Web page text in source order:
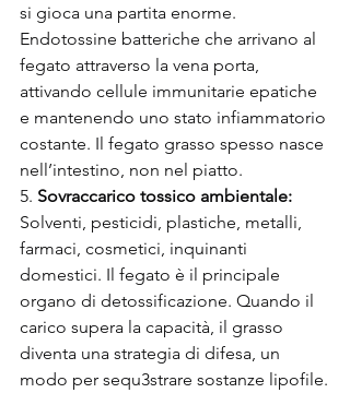
si gioca una partita enorme.
Endotossine batteriche che arrivano al
fegato attraverso la vena porta,
attivando cellule immunitarie epatiche
e mantenendo uno stato infiammatorio
costante. Il fegato grasso spesso nasce
nell’intestino, non nel piatto.
5. Sovraccarico tossico ambientale:
Solventi, pesticidi, plastiche, metalli,
farmaci, cosmetici, inquinanti
domestici. Il fegato è il principale
organo di detossificazione. Quando il
carico supera la capacità, il grasso
diventa una strategia di difesa, un
modo per sequ3strare sostanze lipofile.